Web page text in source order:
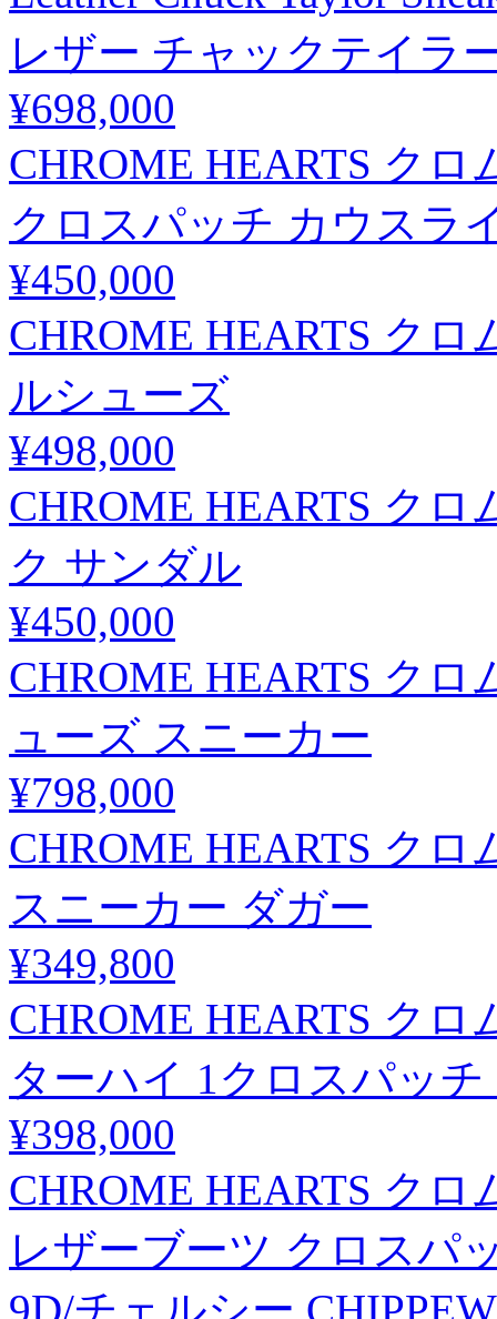
レザー チャックテイラ
¥698,000
CHROME HEARTS クロ
クロスパッチ カウスラ
¥450,000
CHROME HEARTS ク
ルシューズ
¥498,000
CHROME HEARTS ク
ク サンダル
¥450,000
CHROME HEARTS ク
ューズ スニーカー
¥798,000
CHROME HEARTS ク
スニーカー ダガー
¥349,800
CHROME HEARTS ク
ターハイ 1クロスパッ
¥398,000
CHROME HEARTS ク
レザーブーツ クロスパ